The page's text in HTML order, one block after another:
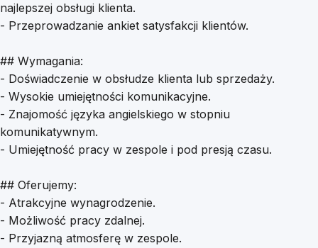
najlepszej obsługi klienta.
- Przeprowadzanie ankiet satysfakcji klientów.
## Wymagania:
- Doświadczenie w obsłudze klienta lub sprzedaży.
- Wysokie umiejętności komunikacyjne.
- Znajomość języka angielskiego w stopniu
komunikatywnym.
- Umiejętność pracy w zespole i pod presją czasu.
## Oferujemy:
- Atrakcyjne wynagrodzenie.
- Możliwość pracy zdalnej.
- Przyjazną atmosferę w zespole.